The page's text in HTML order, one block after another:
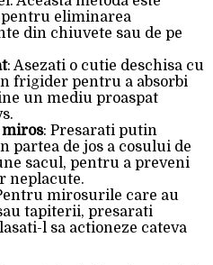
pentru eliminarea
din chiuvete sau de pe
: Asezati o cutie deschisa cu
frigider pentru a absorbi
un mediu proaspat
miros: Presarati putin
partea de jos a cosului de
sacul, pentru a preveni
neplacute.
mirosurile care au
tapiterii, presarati
l sa actioneze cateva